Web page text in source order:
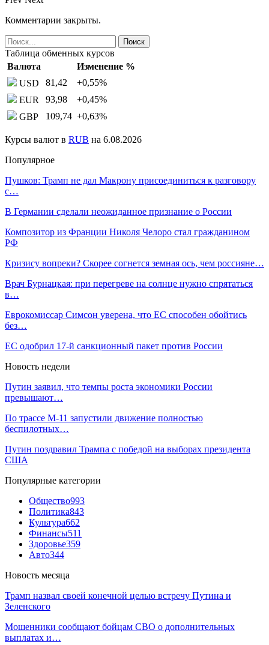
Комментарии закрыты.
Таблица обменных курсов
Валюта
Изменение %
USD
81,42 +0,55%
EUR
93,98 +0,45%
GBP
109,74 +0,63%
Курсы валют в RUB на 6.08.2026
Популярное
Пушков: Трамп не дал Макрону присоединиться к разговору
с…
В Германии сделали неожиданное признание о России
Композитор из Франции Николя Челоро стал гражданином
РФ
Кризису вопреки? Скорее согнется земная ось, чем россияне…
Врач Бурнацкая: при перегреве на солнце нужно спрятаться
в…
Еврокомиссар Симсон уверена, что ЕС способен обойтись
без…
ЕС одобрил 17-й санкционный пакет против России
Новость недели
Путин заявил, что темпы роста экономики России
превышают…
По трассе М-11 запустили движение полностью
беспилотных…
Путин поздравил Трампа с победой на выборах президента
США
Популярные категории
Общество993
Политика843
Культура662
Финансы511
Здоровье359
Авто344
Новость месяца
Трамп назвал своей конечной целью встречу Путина и
Зеленского
Мошенники сообщают бойцам СВО о дополнительных
выплатах и…